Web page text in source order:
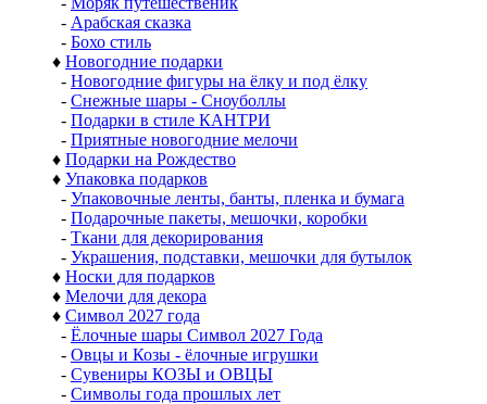
- Арабская сказка
- Бохо стиль
♦ Новогодние подарки
- Новогодние фигуры на ёлку и под ёлку
- Снежные шары - Сноуболлы
- Подарки в стиле КАНТРИ
- Приятные новогодние мелочи
♦ Подарки на Рождество
♦ Упаковка подарков
- Упаковочные ленты, банты, пленка и бумага
- Подарочные пакеты, мешочки, коробки
- Ткани для декорирования
- Украшения, подставки, мешочки для бутылок
♦ Носки для подарков
♦ Мелочи для декора
♦ Символ 2027 года
- Ёлочные шары Символ 2027 Года
- Овцы и Козы - ёлочные игрушки
- Сувениры КОЗЫ и ОВЦЫ
- Символы года прошлых лет